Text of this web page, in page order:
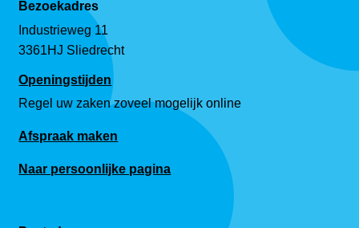
Bezoekadres
Industrieweg 11
3361HJ Sliedrecht
Openingstijden
Regel uw zaken zoveel mogelijk online
Afspraak maken
Naar persoonlijke pagina